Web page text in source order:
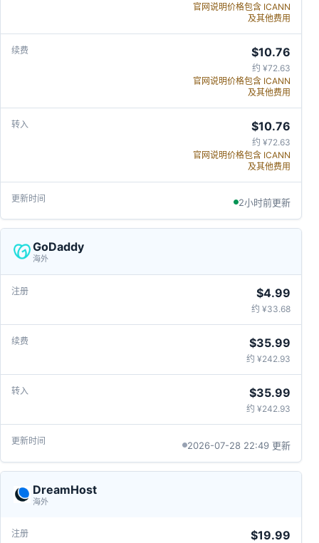
官网说明价格包含 ICANN
及其他费用
$10.76
约 ¥72.63
官网说明价格包含 ICANN
及其他费用
$10.76
约 ¥72.63
官网说明价格包含 ICANN
及其他费用
2小时前更新
GoDaddy
海外
$4.99
约 ¥33.68
$35.99
约 ¥242.93
$35.99
约 ¥242.93
2026-07-28 22:49 更新
DreamHost
海外
$19.99